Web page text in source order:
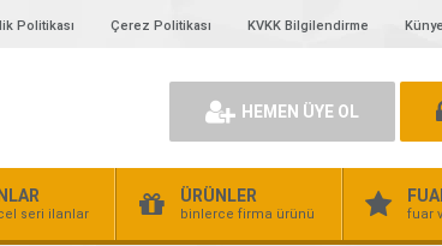
Politikası Çerez Politikası KVKK Bilgilendirme Künye
HEMEN ÜYE OL
seri ilanlar
ÜRÜNLER
binlerce firma ürünü fuar